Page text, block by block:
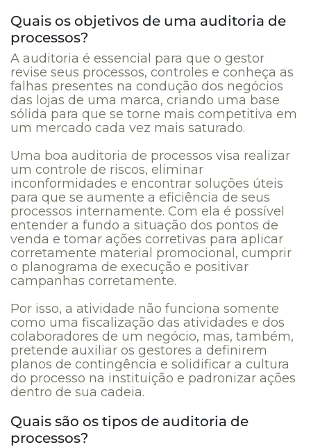
Quais os objetivos de uma auditoria de
processos?
A auditoria é essencial para que o gestor
revise seus processos, controles e conheça as
falhas presentes na condução dos negócios
das lojas de uma marca, criando uma base
sólida para que se torne mais competitiva em
um mercado cada vez mais saturado.
Uma boa auditoria de processos visa realizar
um controle de riscos, eliminar
inconformidades e encontrar soluções úteis
para que se aumente a eficiência de seus
processos internamente. Com ela é possível
entender a fundo a situação dos pontos de
venda e tomar ações corretivas para aplicar
corretamente material promocional, cumprir
o planograma de execução e positivar
campanhas corretamente.
Por isso, a atividade não funciona somente
como uma fiscalização das atividades e dos
colaboradores de um negócio, mas, também,
pretende auxiliar os gestores a definirem
planos de contingência e solidificar a cultura
do processo na instituição e padronizar ações
dentro de sua cadeia.
Quais são os tipos de auditoria de
processos?